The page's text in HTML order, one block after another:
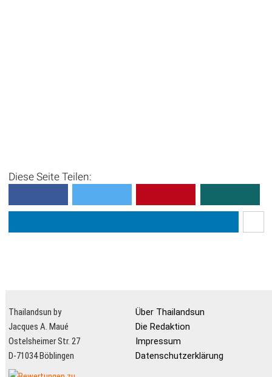
Diese Seite Teilen:
Thailandsun by
Jacques A. Maué
Ostelsheimer Str. 27
D-71034 Böblingen
Über Thailandsun
Die Redaktion
Impressum
Datenschutzerklärung